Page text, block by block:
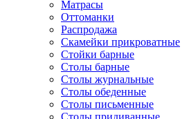
Матрасы
Оттоманки
Распродажа
Скамейки прикроватные
Стойки барные
Столы барные
Столы журнальные
Столы обеденные
Столы письменные
Столы придиванные